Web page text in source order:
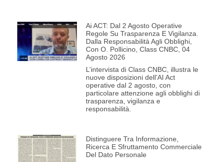
Ai ACT: Dal 2 Agosto Operative
Regole Su Trasparenza E Vigilanza.
Dalla Responsabilità Agli Obblighi,
Con O. Pollicino, Class CNBC, 04
Agosto 2026
L’intervista di Class CNBC, illustra le
nuove disposizioni dell’AI Act
operative dal 2 agosto, con
particolare attenzione agli obblighi di
trasparenza, vigilanza e
responsabilità.
Distinguere Tra Informazione,
Ricerca E Sfruttamento Commerciale
Del Dato Personale